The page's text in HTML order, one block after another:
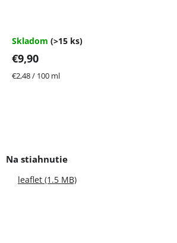
4,7
5
hviezdičiek.
Skladom (>15 ks)
€9,90
Jednotková
€2,48 / 100 ml
leaflet (1.5 MB)